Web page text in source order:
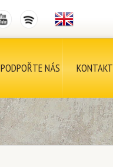
PODPOŘTE NÁS KONTAKT